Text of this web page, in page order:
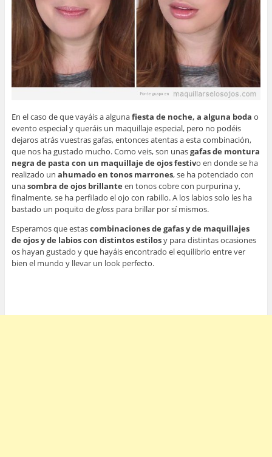
En el caso de que vayáis a algunafiesta de noche, a alguna boda o
evento especial y queráis un maquillaje especial, pero no podéis
dejaros atrás vuestras gafas, entonces atentas a esta combinación,
que nos ha gustado mucho. Como veis, son unasgafas de montura
negra de pasta con un maquillaje de ojos festivo en donde se ha
realizado un ahumado en tonos marrones, se ha potenciado con
unasombra de ojos brillante en tonos cobre con purpurina y,
finalmente, se ha perfilado el ojo con rabillo. A los labios solo les ha
bastado un poquito degloss para brillar por sí mismos.
Esperamos que estascombinaciones de gafas y de maquillajes
de ojos y de labios con distintos estilosy para distintas ocasiones
os hayan gustado y que hayáis encontrado el equilibrio entre ver
bien el mundo y llevar un look perfecto.